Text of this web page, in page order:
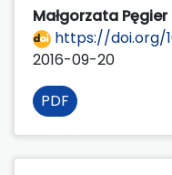
Małgorzata Pęgier
https://doi.org/
2016-09-20
PDF